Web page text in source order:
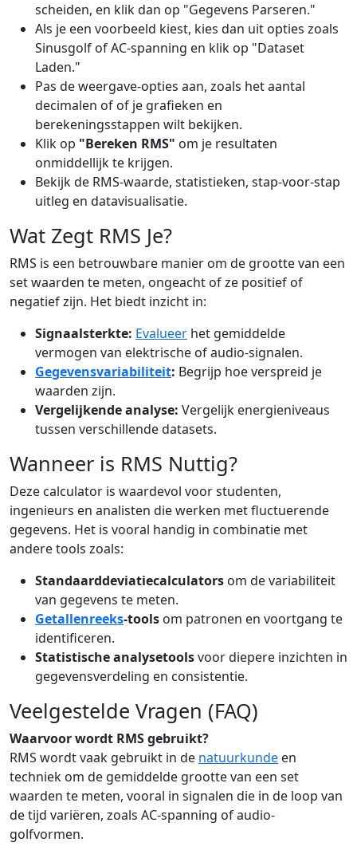
scheiden, en klik dan op "Gegevens Parseren."
Als je een voorbeeld kiest, kies dan uit opties zoals
Sinusgolf of AC-spanning en klik op "Dataset
Laden."
Pas de weergave-opties aan, zoals het aantal
decimalen of of je grafieken en
berekeningsstappen wilt bekijken.
Klik op "Bereken RMS" om je resultaten
onmiddellijk te krijgen.
Bekijk de RMS-waarde, statistieken, stap-voor-stap
uitleg en datavisualisatie.
Wat Zegt RMS Je?
RMS is een betrouwbare manier om de grootte van een
set waarden te meten, ongeacht of ze positief of
negatief zijn. Het biedt inzicht in:
Signaalsterkte: Evalueer het gemiddelde
vermogen van elektrische of audio-signalen.
Gegevensvariabiliteit: Begrijp hoe verspreid je
waarden zijn.
Vergelijkende analyse: Vergelijk energieniveaus
tussen verschillende datasets.
Wanneer is RMS Nuttig?
Deze calculator is waardevol voor studenten,
ingenieurs en analisten die werken met fluctuerende
gegevens. Het is vooral handig in combinatie met
andere tools zoals:
Standaarddeviatiecalculators om de variabiliteit
van gegevens te meten.
Getallenreeks-tools om patronen en voortgang te
identificeren.
Statistische analysetoolsvoor diepere inzichten in
gegevensverdeling en consistentie.
Veelgestelde Vragen (FAQ)
Waarvoor wordt RMS gebruikt?
RMS wordt vaak gebruikt in de natuurkunde en
techniek om de gemiddelde grootte van een set
waarden te meten, vooral in signalen die in de loop van
de tijd variëren, zoals AC-spanning of audio-
golfvormen.